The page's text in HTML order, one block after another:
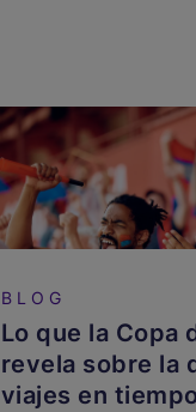
BLOG
Lo que la Copa
revela sobre la
viajes en